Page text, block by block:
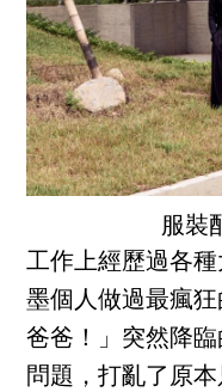
服裝
工作上經歷過各
墨個人做過最瘋
爸爸！」突然降
問題，打亂了原